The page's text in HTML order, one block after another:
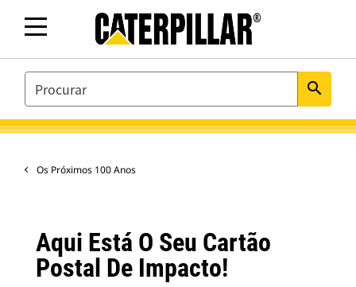
SEARCH search
Os Próximos 100 Anos
Aqui Está O Seu Cartão
Postal De Impacto!